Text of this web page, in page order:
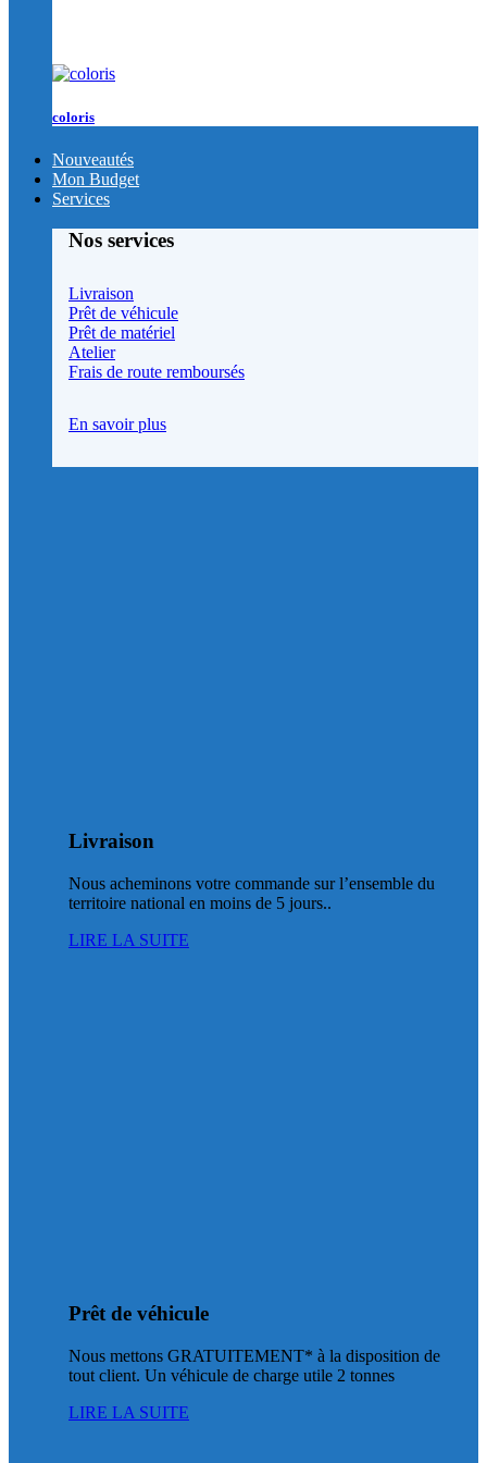
coloris
Nouveautés
Mon Budget
Services
Nos services
Livraison
Prêt de véhicule
Prêt de matériel
Atelier
Frais de route remboursés
En savoir plus
Livraison
Nous acheminons votre commande sur l’ensemble du
territoire national en moins de 5 jours..
LIRE LA SUITE
Prêt de véhicule
Nous mettons GRATUITEMENT* à la disposition de
tout client. Un véhicule de charge utile 2 tonnes
LIRE LA SUITE